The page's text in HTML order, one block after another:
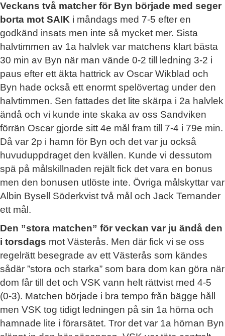
Veckans två matcher för Byn började med seger
borta mot SAIK i måndags med 7-5 efter en
godkänd insats men inte så mycket mer. Sista
halvtimmen av 1a halvlek var matchens klart bästa
30 min av Byn när man vände 0-2 till ledning 3-2 i
paus efter ett äkta hattrick av Oscar Wikblad och
Byn hade också ett enormt spelövertag under den
halvtimmen. Sen fattades det lite skärpa i 2a halvlek
ändå och vi kunde inte skaka av oss Sandviken
förrän Oscar gjorde sitt 4e mål fram till 7-4 i 79e min.
Då var 2p i hamn för Byn och det var ju också
huvuduppdraget den kvällen. Kunde vi dessutom
spä på målskillnaden rejält fick det vara en bonus
men den bonusen utlöste inte. Övriga målskyttar var
Albin Bysell Söderkvist två mål och Jack Ternander
ett mål.
Den ”stora matchen” för veckan var ju ändå den
i torsdags mot Västerås. Men där fick vi se oss
regelrätt besegrade av ett Västerås som kändes
sådär ”stora och starka” som bara dom kan göra när
dom får till det och VSK vann helt rättvist med 4-5
(0-3). Matchen började i bra tempo från bägge håll
men VSK tog tidigt ledningen på sin 1a hörna och
hamnade lite i förarsätet. Tror det var 1a hörnan Byn